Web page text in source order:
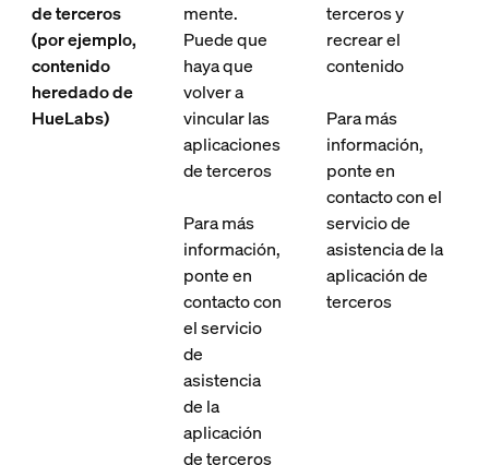
de terceros
(por ejemplo,
contenido
heredado de
HueLabs)
mente.
Puede que
haya que
volver a
vincular las
aplicaciones
de terceros
Para más
información,
ponte en
contacto con
el servicio
de
asistencia
de la
aplicación
de terceros
terceros y
recrear el
contenido
Para más
información,
ponte en
contacto con el
servicio de
asistencia de la
aplicación de
terceros